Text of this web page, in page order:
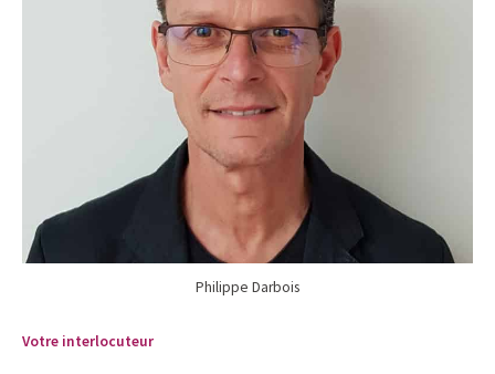
Philippe Darbois
Votre interlocuteur